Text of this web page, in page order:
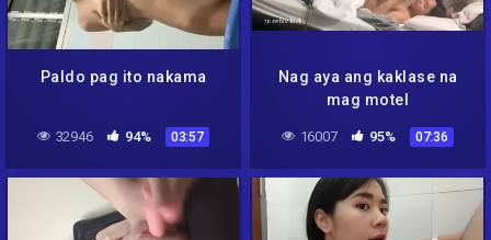
Paldo pag ito nakama
32946 94% 03:57
Nag aya ang kaklase na
mag motel
16007 95% 07:36